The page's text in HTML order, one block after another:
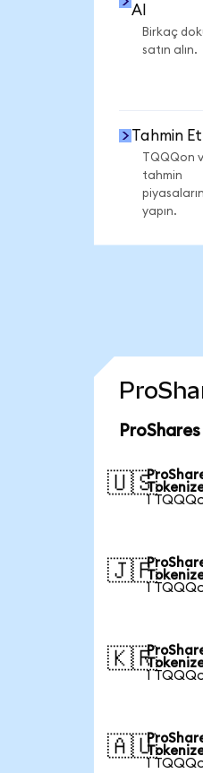
Al
Birkaç
satın alın.
Tahmin Et
TQQQon
tahmin
yapın.
🇺🇸
1
🇯🇵
1
🇰🇷
1
🇦🇺
1